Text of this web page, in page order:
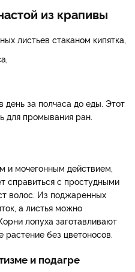
из крапивы
листьев стаканом кипятка,
за полчаса до еды. Этот
для промывания ран.
и мочегонным действием,
справиться с простудными
волос. Из поджаренных
а листья можно
лопуха заготавливают
растение без цветоносов.
и подагре